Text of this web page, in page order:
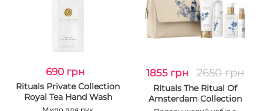
690 грн
Rituals Private Collection
Royal Tea Hand Wash
1855 грн 2650 грн
Rituals The Ritual Of
Amsterdam Collection